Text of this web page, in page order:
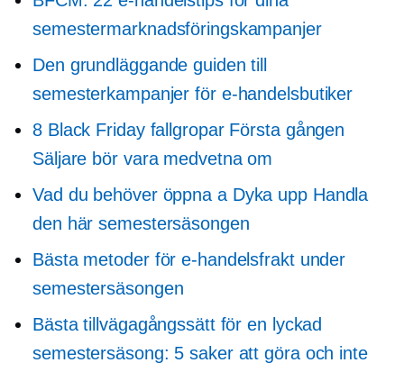
semestermarknadsföringskampanjer
Den grundläggande guiden till
semesterkampanjer för e-handelsbutiker
8 Black Friday fallgropar Första gången
Säljare bör vara medvetna om
Vad du behöver öppna a Dyka uppHandla
den här semestersäsongen
Bästa metoder för e-handelsfrakt under
semestersäsongen
Bästa tillvägagångssätt för en lyckad
semestersäsong: 5 saker att göra och inte